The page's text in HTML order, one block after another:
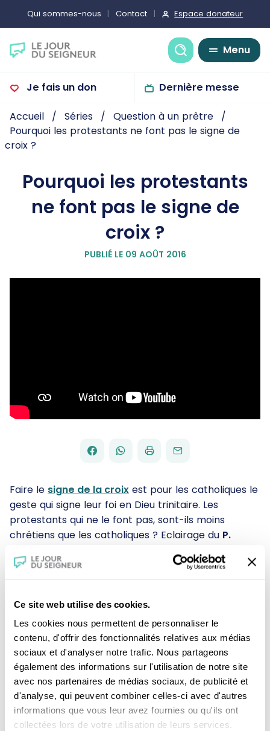
Ce site web utilise des cookies.
Les cookies nous permettent de personnaliser le
contenu, d'offrir des fonctionnalités relatives aux médias
sociaux et d'analyser notre trafic. Nous partageons
également des informations sur l'utilisation de notre site
avec nos partenaires de médias sociaux, de publicité et
d'analyse, qui peuvent combiner celles-ci avec d'autres
informations que vous leur avez fournies ou qu'ils ont
collectées lors de votre utilisation de leurs services.
Qui sommes-nous Contact Espace donateur
Recherche
Menu
Je fais un don Dernière messe
Accueil Séries
Question à un prêtre
Pourquoi les protestants ne font pas le signe de
croix ?
Pourquoi les protestants
ne font pas le signe de
croix ?
PUBLIÉ LE 09 AOÛT 2016
PARTAGER
FACEBOOK
PARTAGER
WHATSAPP
IMPRIMERENVOYER
PAR
EMAIL
Faire le signe de la croix est pour les catholiques le
geste qui signe leur foi en Dieu trinitaire. Les
protestants qui ne le font pas, sont-ils moins
chrétiens que les catholiques ? Eclairage du P.
production :
Je fais un don
Revoir la messe du 09 août 2026